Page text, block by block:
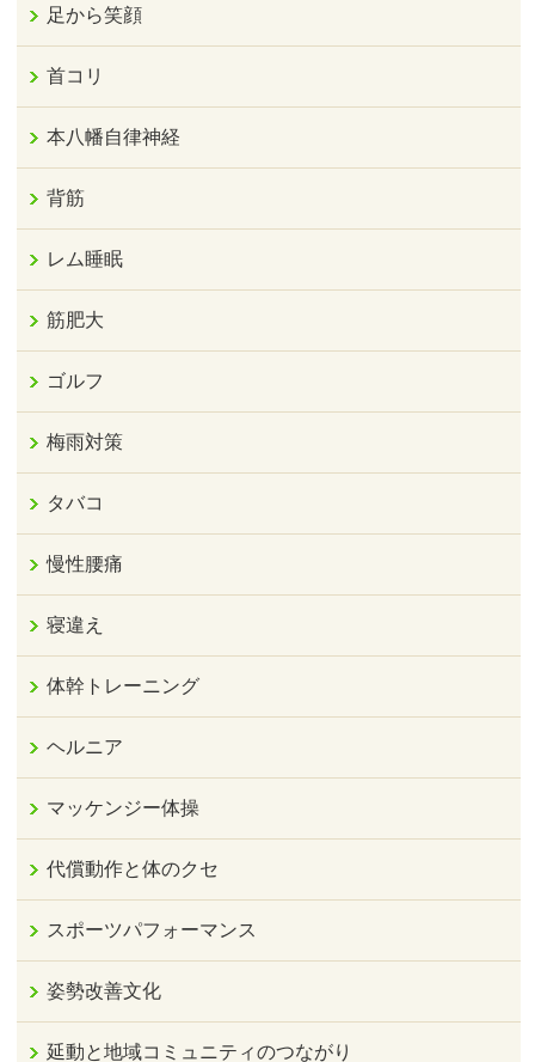
足から笑顔
首コリ
本八幡自律神経
背筋
レム睡眠
筋肥大
ゴルフ
梅雨対策
タバコ
慢性腰痛
寝違え
体幹トレーニング
ヘルニア
マッケンジー体操
代償動作と体のクセ
スポーツパフォーマンス
姿勢改善文化
延動と地域コミュニティのつながり